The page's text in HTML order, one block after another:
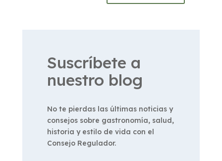
Suscríbete a
nuestro blog
No te pierdas las últimas noticias y
consejos sobre gastronomía, salud,
historia y estilo de vida con el
Consejo Regulador.